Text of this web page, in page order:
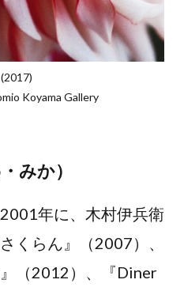
Koyama Gallery
みか）
年に、木村伊兵衛
くらん』（2007）、
』（2012）、『Diner